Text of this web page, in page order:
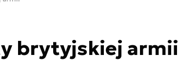
brytyjskiej armii